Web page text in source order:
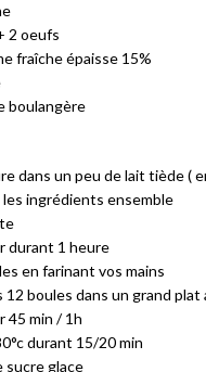
2 oeufs
fraîche épaisse 15%
boulangère
dans un peu de lait tiède (
ingrédients ensemble
durant 1 heure
en farinant vos mains
12 boules dans un grand plat
45 min / 1h
durant 15/20 min
sucre glace